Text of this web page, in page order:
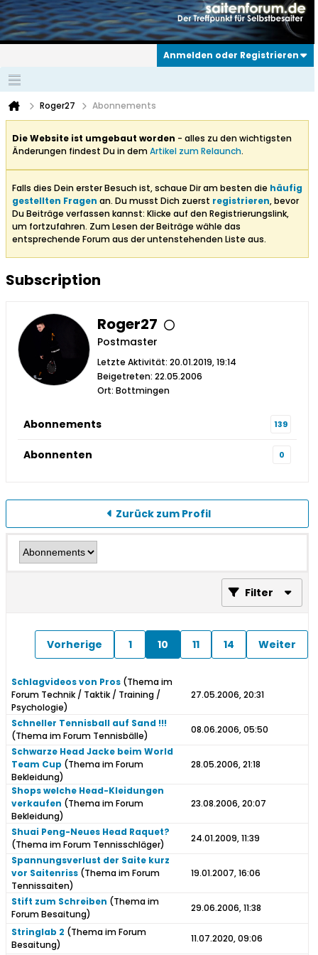
Anmelden oder Registrieren
Roger27 Abonnements
Die Website ist umgebaut worden - alles zu den wichtigsten
Änderungen findest Du in demArtikel zum Relaunch.
Falls dies Dein erster Besuch ist, schaue Dir am besten die häufig
gestellten Fragen an. Du musst Dich zuerst registrieren, bevor
Du Beiträge verfassen kannst: Klicke auf den Registrierungslink,
um fortzufahren. Zum Lesen der Beiträge wähle das
entsprechende Forum aus der untenstehenden Liste aus.
Subscription
Roger27
Postmaster
Letzte Aktivität: 20.01.2019, 19:14
Beigetreten: 22.05.2006
Ort: Bottmingen
Abonnements 139
Abonnenten 0
Zurück zum Profil
Filter
Vorherige 1 10 11 14 Weiter
Schlagvideos von Pros (Thema im
Forum Technik / Taktik / Training /
Psychologie)
27.05.2006, 20:31
Schneller Tennisball auf Sand !!!
(Thema im Forum Tennisbälle)
08.06.2006, 05:50
Schwarze Head Jacke beim World
Team Cup (Thema im Forum
Bekleidung)
28.05.2006, 21:18
Shops welche Head-Kleidungen
verkaufen (Thema im Forum
Bekleidung)
23.08.2006, 20:07
Shuai Peng-Neues Head Raquet?
(Thema im Forum Tennisschläger)
24.01.2009, 11:39
Spannungsverlust der Saite kurz
vor Saitenriss (Thema im Forum
Tennissaiten)
19.01.2007, 16:06
Stift zum Schreiben (Thema im
ForumBesaitung)
29.06.2006, 11:38
Stringlab 2 (Thema im Forum
Besaitung)
11.07.2020, 09:06